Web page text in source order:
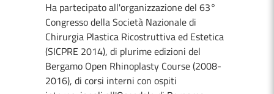
Ha partecipato all'organizzazione del 63°
Congresso della Società Nazionale di
Chirurgia Plastica Ricostruttiva ed Estetica
(SICPRE 2014), di plurime edizioni del
Bergamo Open Rhinoplasty Course (2008-
2016), di corsi interni con ospiti